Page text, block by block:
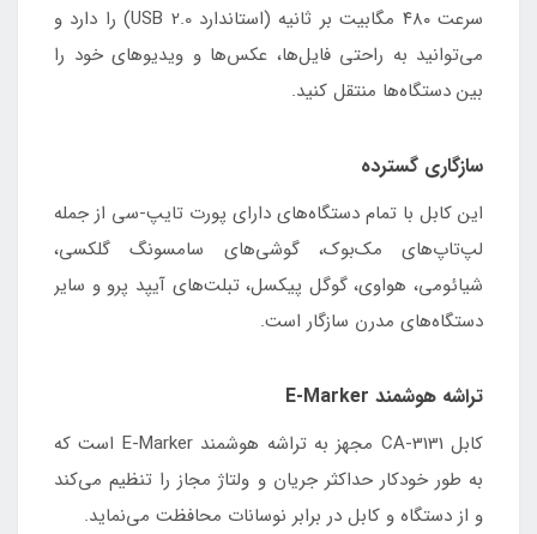
سرعت ۴۸۰ مگابیت بر ثانیه (استاندارد USB 2.0) را دارد و
می‌توانید به راحتی فایل‌ها، عکس‌ها و ویدیوهای خود را
بین دستگاه‌ها منتقل کنید.
سازگاری گسترده
این کابل با تمام دستگاه‌های دارای پورت تایپ-سی از جمله
لپ‌تاپ‌های مک‌بوک، گوشی‌های سامسونگ گلکسی،
شیائومی، هواوی، گوگل پیکسل، تبلت‌های آیپد پرو و سایر
دستگاه‌های مدرن سازگار است.
تراشه هوشمند E-Marker
کابل CA-3131 مجهز به تراشه هوشمند E-Marker است که
به طور خودکار حداکثر جریان و ولتاژ مجاز را تنظیم می‌کند
و از دستگاه و کابل در برابر نوسانات محافظت می‌نماید.